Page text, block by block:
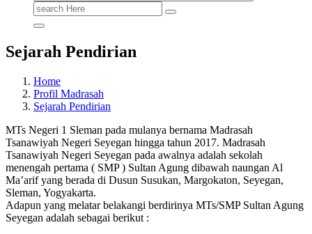
Search
for:
Sejarah Pendirian
Home
Profil Madrasah
Sejarah Pendirian
MTs Negeri 1 Sleman pada mulanya bernama Madrasah
Tsanawiyah Negeri Seyegan hingga tahun 2017. Madrasah
Tsanawiyah Negeri Seyegan pada awalnya adalah sekolah
menengah pertama ( SMP ) Sultan Agung dibawah naungan Al
Ma’arif yang berada di Dusun Susukan, Margokaton, Seyegan,
Sleman, Yogyakarta.
Adapun yang melatar belakangi berdirinya MTs/SMP Sultan Agung
Seyegan adalah sebagai berikut :